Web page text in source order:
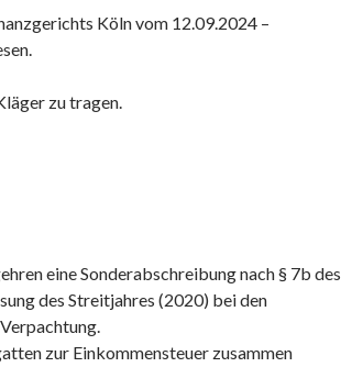
Köln vom 12.09.2024 –
zu tragen.
eine Sonderabschreibung nach § 7b des
des Streitjahres (2020) bei den
zur Einkommensteuer zusammen